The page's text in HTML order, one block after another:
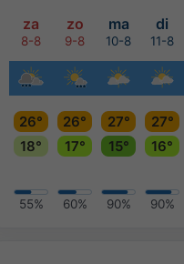
za zo ma di
8-8 9-8 10-8 11-8
26° 26° 27°
27°
18°
17° 15° 16°
55% 60% 90% 90%